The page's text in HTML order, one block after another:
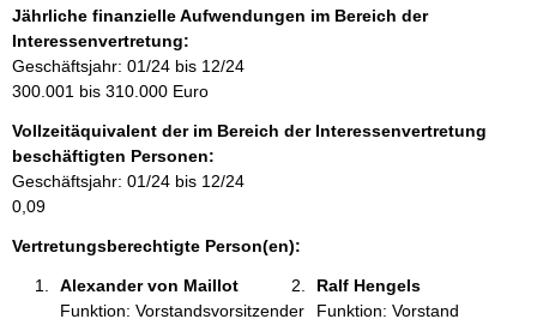
i
o
n
e
n
:
t
i
n
f
r
m
a
t
i
Jährliche finanzielle Aufwendungen im Bereich der
Interessenvertretung:
Geschäftsjahr: 01/24 bis 12/24
300.001 bis 310.000 Euro
Vollzeitäquivalent der im Bereich der Interessenvertretung
beschäftigten Personen:
Geschäftsjahr: 01/24 bis 12/24
0,09
Vertretungsberechtigte Person(en):
Alexander von Maillot
Funktion: Vorstandsvorsitzender
Ralf Hengels
Funktion: Vorstand